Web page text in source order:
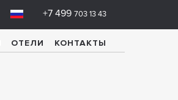
+7 499 703 13 43
ОТЕЛИ КОНТАКТЫ